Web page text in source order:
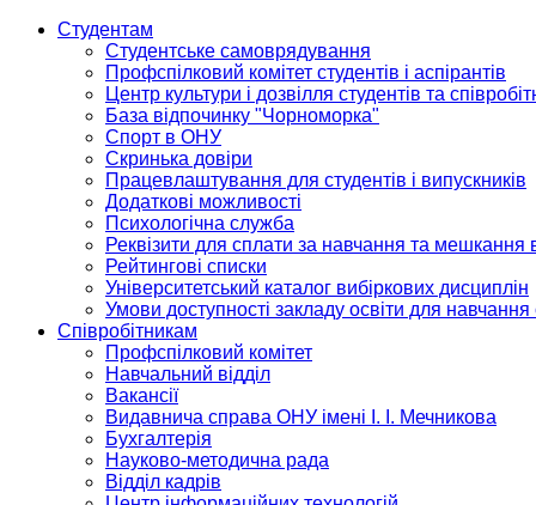
Студентам
Студентське самоврядування
Профспілковий комітет студентів і аспірантів
Центр культури і дозвілля студентів та
База відпочинку "Чорноморка"
Спорт в ОНУ
Скринька довіри
Працевлаштування для студентів і випускників
Додаткові можливості
Психологічна служба
Реквізити для сплати за навчання та мешкання
Рейтингові списки
Університетський каталог вибіркових дисциплін
Умови доступності закладу освіти для
Співробітникам
Профспілковий комітет
Навчальний відділ
Вакансії
Видавнича справа ОНУ імені І. І. Мечникова
Бухгалтерія
Науково-методична рада
Відділ кадрів